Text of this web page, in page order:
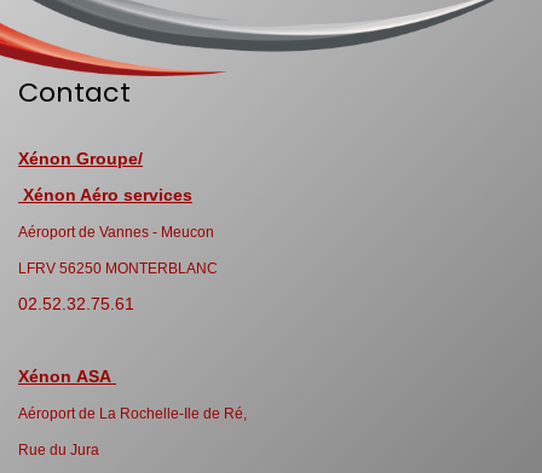
Contact
Xénon Groupe/
Xénon Aéro services
Aéroport de Vannes - Meucon
LFRV 56250 MONTERBLANC
02.52.32.75.61
Xénon ASA
Aéroport de La Rochelle-Ile de Ré,
Rue du Jura